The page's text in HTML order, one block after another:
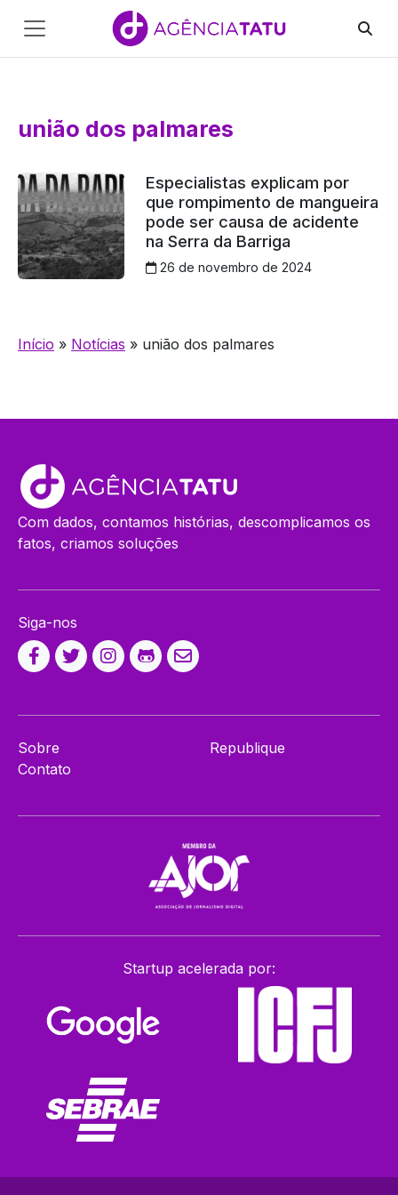
Main
Navigation
união dos palmares
Especialistas explicam por
que rompimento de mangueira
pode ser causa de acidente
na Serra da Barriga
26 de novembro de 2024
Início » Notícias » união dos palmares
Com dados, contamos histórias, descomplicamos os
fatos, criamos soluções
Siga-nos
Sobre
Contato
Republique
Startup acelerada por: